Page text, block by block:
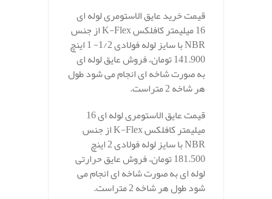
قیمت خرید عایق الاستومری لوله ای
16 میلیمتر کافلکس K-Flex از جنس
NBR با سایز لوله فولادی 1/2- 1 اینچ
141.900 تومان، فروش عایق لوله ای
به صورت شاخه ای انجام می شود طول
هر شاخه 2 متراست.
قیمت عایق الاستومری لوله ای 16
میلیمتر کافلکس K-Flex از جنس
NBR با سایز لوله فولادی 2 اینچ
181.500 تومان، فروش عایق حرارتی
لوله ای به صورت شاخه ای انجام می
شود طول هر شاخه 2 متراست.